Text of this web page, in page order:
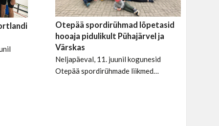
Otepää spordirühmad lõpetasid
hooaja pidulikult Pühajärvel ja
Värskas
Neljapäeval, 11. juunil kogunesid
Otepää spordirühmade liikmed…